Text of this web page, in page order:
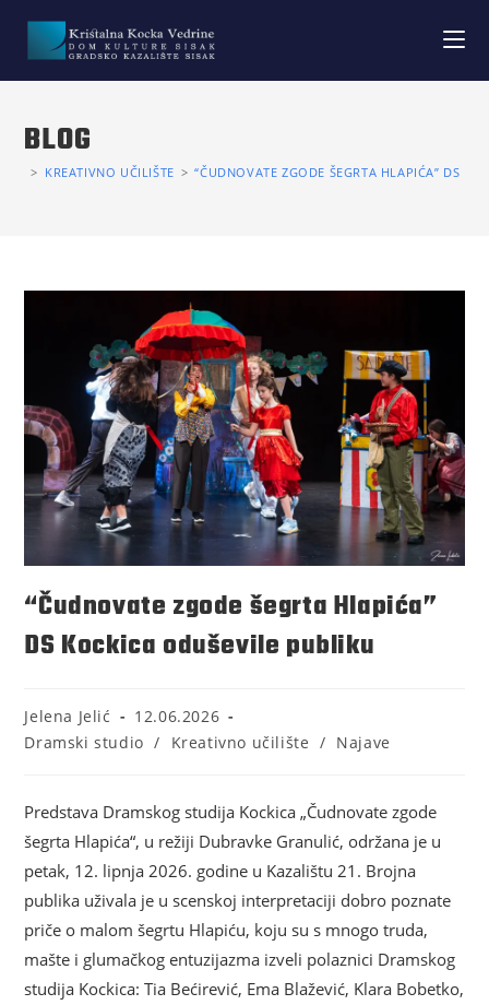
BLOG
> KREATIVNO UČILIŠTE > “ČUDNOVATE ZGODE ŠEGRTA HLAPIĆA” DS
“Čudnovate zgode šegrta Hlapića”
DS Kockica oduševile publiku
Jelena Jelić
12.06.2026
Dramski studio / Kreativno učilište / Najave
Predstava Dramskog studija Kockica „Čudnovate zgode
šegrta Hlapića“, u režiji Dubravke Granulić, održana je u
petak, 12. lipnja 2026. godine u Kazalištu 21. Brojna
publika uživala je u scenskoj interpretaciji dobro poznate
priče o malom šegrtu Hlapiću, koju su s mnogo truda,
mašte i glumačkog entuzijazma izveli polaznici Dramskog
studija Kockica: Tia Bećirević, Ema Blažević, Klara Bobetko,